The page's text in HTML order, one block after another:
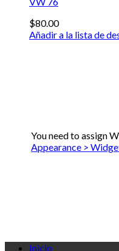
$80.00
Añadir a la lista de
You need to assign
Appearance >
Inicio